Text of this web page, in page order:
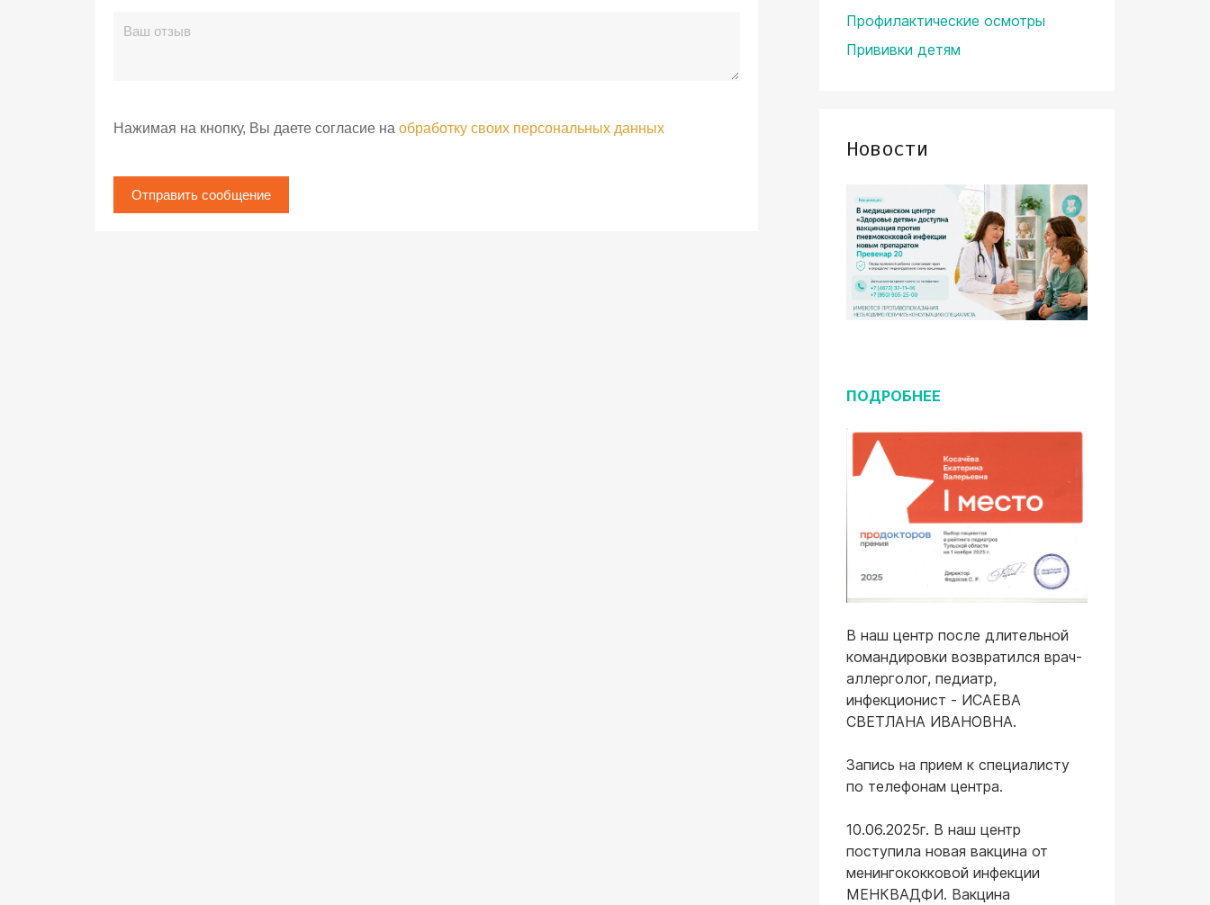
Нажимая на кнопку, Вы даете согласие на обработку своих персональных данных
Отправить сообщение
Профилактические осмотры
Прививки детям
Новости
ПОДРОБНЕЕ
В наш центр после длительной
командировки возвратился врач-
аллерголог, педиатр,
инфекционист - ИСАЕВА
СВЕТЛАНА ИВАНОВНА.
Запись на прием к специалисту
по телефонам центра.
10.06.2025г. В наш центр
поступила новая вакцина от
менингококковой инфекции
МЕНКВАДФИ. Вакцина